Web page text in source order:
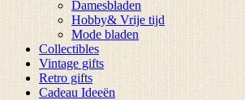
Damesbladen
Hobby& Vrije tijd
Mode bladen
Collectibles
Vintage gifts
Retro gifts
Cadeau Ideeën